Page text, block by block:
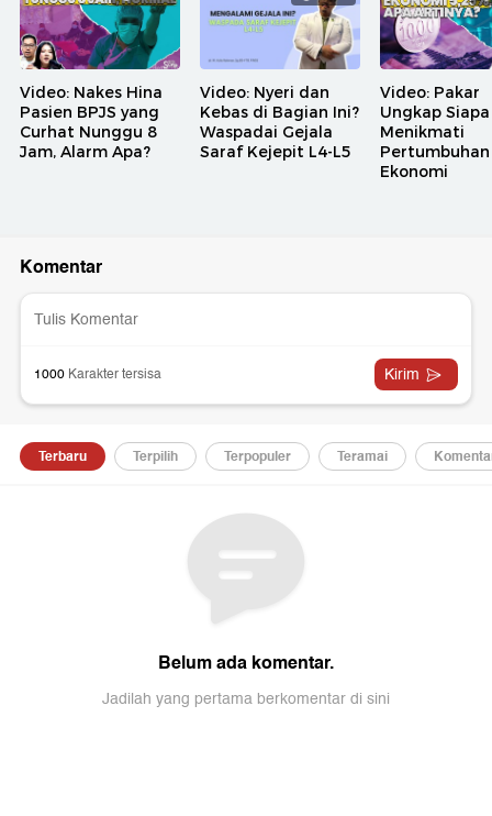
Video: Nakes Hina
Pasien BPJS yang
Curhat Nunggu 8
Jam, Alarm Apa?
Video: Nyeri dan
Kebas di Bagian Ini?
Waspadai Gejala
Saraf Kejepit L4-L5
Video: Pakar
Ungkap
Menikmati
Pertumbuhan
Ekonomi